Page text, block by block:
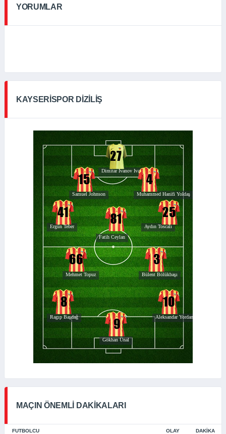
YORUMLAR
KAYSERISPOR DIZILIŞ
MAÇIN ÖNEMLİ DAKİKALARI
FUTBOLCU OLAY DAKIKA